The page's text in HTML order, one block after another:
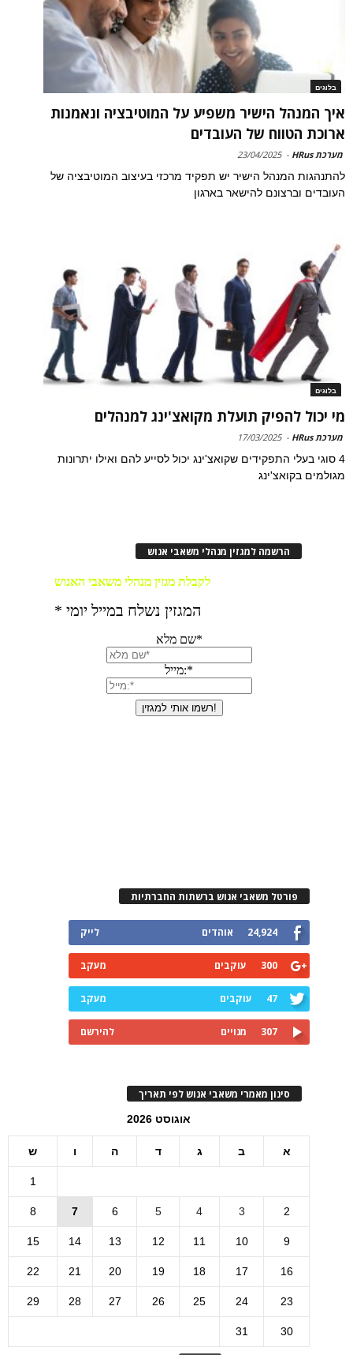
בלוגים
איך המנהל הישיר משפיע על המוטיבציה ונאמנות
ארוכת הטווח של העובדים
מערכת HRus -
23/04/2025
להתנהגות המנהל הישיר יש תפקיד מרכזי בעיצוב המוטיבציה של
העובדים וברצונם להישאר בארגון
בלוגים
מי יכול להפיק תועלת מקואצ'ינג למנהלים
מערכת HRus -
17/03/2025
4 סוגי בעלי התפקידים שקואצ'ינג יכול לסייע להם ואילו יתרונות
מגולמים בקואצ'ינג
הרשמה למגזין מנהלי משאבי אנוש
פורטל משאבי אנוש ברשתות החברתיות
24,924 אוהדים לייק
300 עוקבים מעקב
47 עוקבים מעקב
307 מנויים להירשם
סינון מאמרי משאבי אנוש לפי תאריך
אוגוסט 2026
א ב ג ד ה ו ש
1
2
3
4
5
6
7
8
9
10
11
12
13
14
15
16
17
18
19
20
21
22
23
24
25
26
27
28
29
30
31